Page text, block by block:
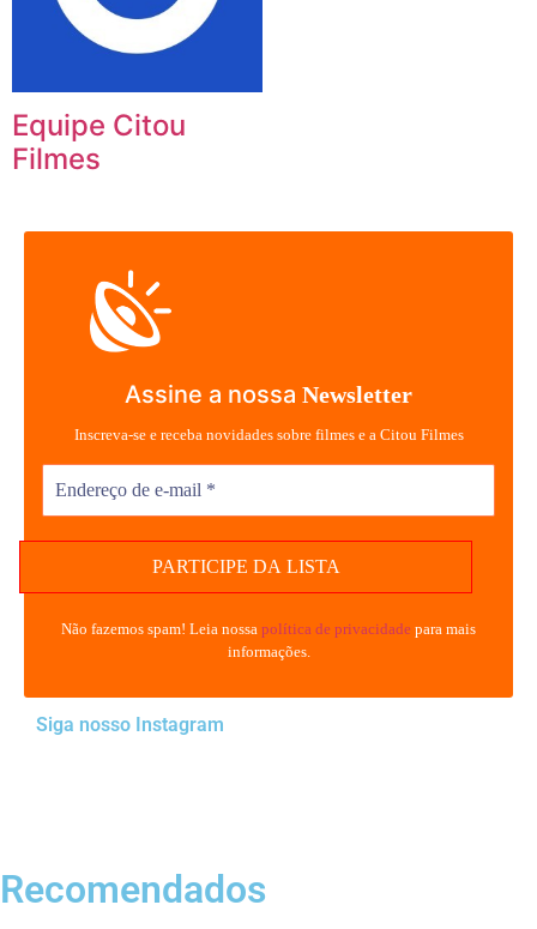
Equipe Citou
Filmes
Assine a nossa Newsletter
Inscreva-se e receba novidades sobre filmes e a Citou Filmes
Não fazemos spam! Leia nossa política de privacidade para mais
informações.
Siga nosso Instagram
Recomendados